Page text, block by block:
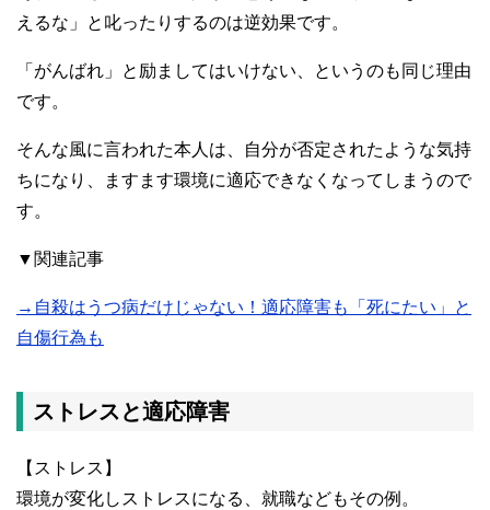
えるな」と叱ったりするのは逆効果です。
「がんばれ」と励ましてはいけない、というのも同じ理由
です。
そんな風に言われた本人は、自分が否定されたような気持
ちになり、ますます環境に適応できなくなってしまうので
す。
▼関連記事
→自殺はうつ病だけじゃない！適応障害も「死にたい」と
自傷行為も
ストレスと適応障害
【ストレス】
環境が変化しストレスになる、就職などもその例。